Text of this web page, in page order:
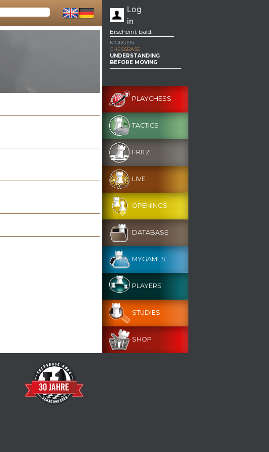
Log
in
Erscheint bald:
MORGEN
CHESSBASE
UNDERSTANDING
BEFORE MOVING
PLAYCHESS
TACTICS
FRITZ
LIVE
OPENINGS
DATABASE
MYGAMES
PLAYERS
STUDIES
SHOP